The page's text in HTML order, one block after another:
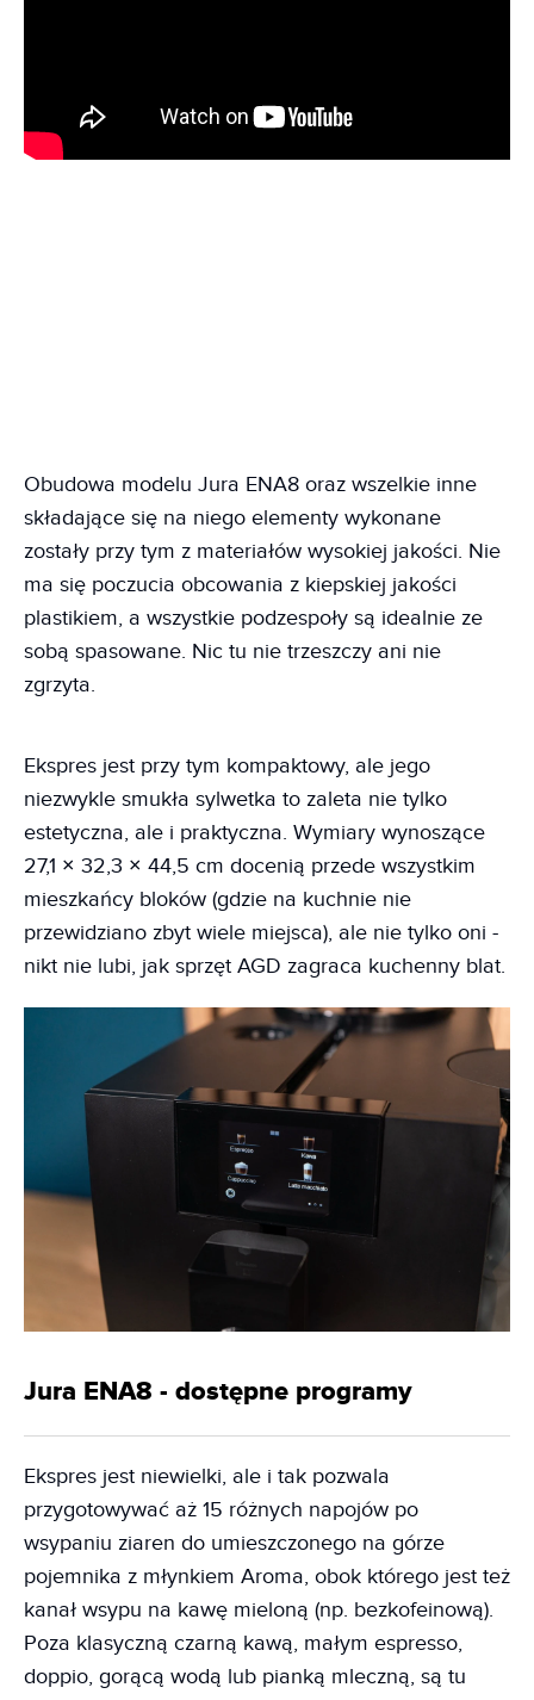
Obudowa modelu Jura ENA8 oraz wszelkie inne
składające się na niego elementy wykonane
zostały przy tym z materiałów wysokiej jakości. Nie
ma się poczucia obcowania z kiepskiej jakości
plastikiem, a wszystkie podzespoły są idealnie ze
sobą spasowane. Nic tu nie trzeszczy ani nie
zgrzyta.
Ekspres jest przy tym kompaktowy, ale jego
niezwykle smukła sylwetka to zaleta nie tylko
estetyczna, ale i praktyczna. Wymiary wynoszące
27,1 × 32,3 × 44,5 cm docenią przede wszystkim
mieszkańcy bloków (gdzie na kuchnie nie
przewidziano zbyt wiele miejsca), ale nie tylko oni -
nikt nie lubi, jak sprzęt AGD zagraca kuchenny blat.
Jura ENA8 - dostępne programy
Ekspres jest niewielki, ale i tak pozwala
przygotowywać aż 15 różnych napojów po
wsypaniu ziaren do umieszczonego na górze
pojemnika z młynkiem Aroma, obok którego jest też
kanał wsypu na kawę mieloną (np. bezkofeinową).
Poza klasyczną czarną kawą, małym espresso,
doppio, gorącą wodą lub pianką mleczną, są tu